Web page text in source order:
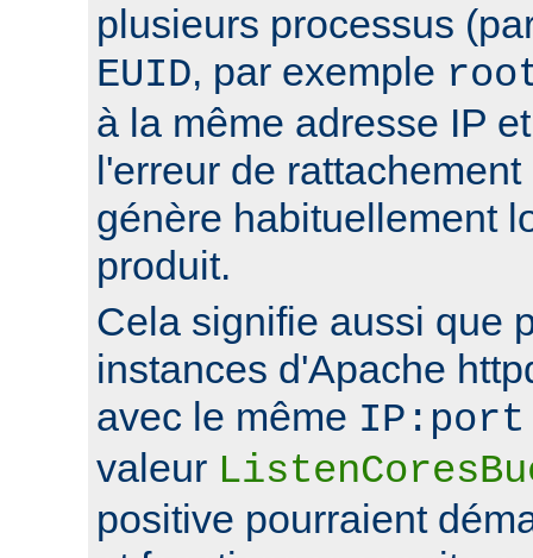
plusieurs processus
EUID, par exemple
à la même adresse IP
l'erreur de
génère habituellement
produit.
Cela signifie aussi que
instances d'Apache
avec le même IP:port
valeur
positive pourraient